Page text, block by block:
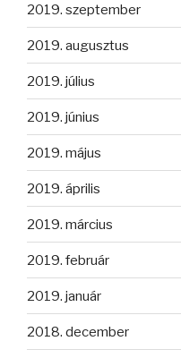
2019. szeptember
2019. augusztus
2019. július
2019. június
2019. május
2019. április
2019. március
2019. február
2019. január
2018. december